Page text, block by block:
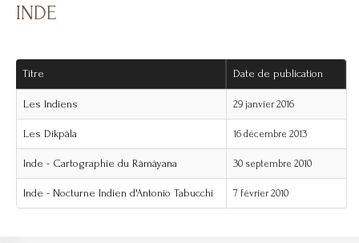
INDE
Titre Date de publication
Les Indiens 29 janvier 2016
Les Dikpâla 16 décembre 2013
Inde - Cartographie du Râmâyana 30 septembre 2010
Inde - Nocturne Indien d'Antonio Tabucchi 7 février 2010